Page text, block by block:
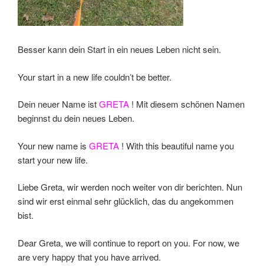
Besser kann dein Start in ein neues Leben nicht sein.
Your start in a new life couldn’t be better.
Dein neuer Name istGRETA ! Mit diesem schönen Namen
beginnst du dein neues Leben.
Your new name is GRETA ! With this beautiful name you
start your new life.
Liebe Greta, wir werden noch weiter von dir berichten. Nun
sind wir erst einmal sehr glücklich, das du angekommen
bist.
Dear Greta, we will continue to report on you. For now, we
are very happy that you have arrived.